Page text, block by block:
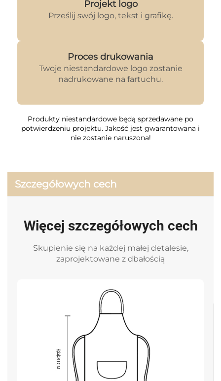
Projekt logo
Prześlij swój logo, tekst i grafikę.
Proces drukowania
Twoje niestandardowe logo zostanie
nadrukowane na fartuchu.
Produkty niestandardowe będą sprzedawane po
potwierdzeniu projektu. Jakość jest gwarantowana i
nie zostanie naruszona!
Szczegółowych cech
Więcej szczegółowych cech
Skupienie się na każdej małej detalesie,
zaprojektowane z dbałością